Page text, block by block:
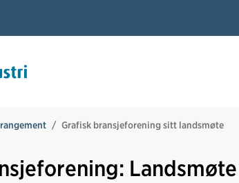
Grafisk bransjeforening sitt landsmøte